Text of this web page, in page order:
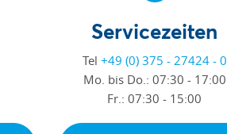
Servicezeiten
Tel +49 (0) 375 - 27424 - 0
Mo. bis Do.: 07:30 - 17:00
Fr.:07:30 - 15:00